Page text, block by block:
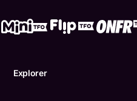
Explorer
Conditions d'utilisation